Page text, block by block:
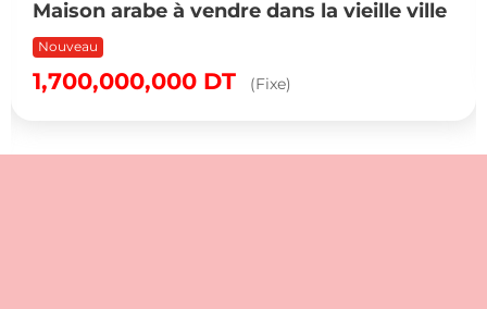
Maison arabe à vendre dans la vieille ville
Nouveau
1,700,000,000 DT (Fixe)